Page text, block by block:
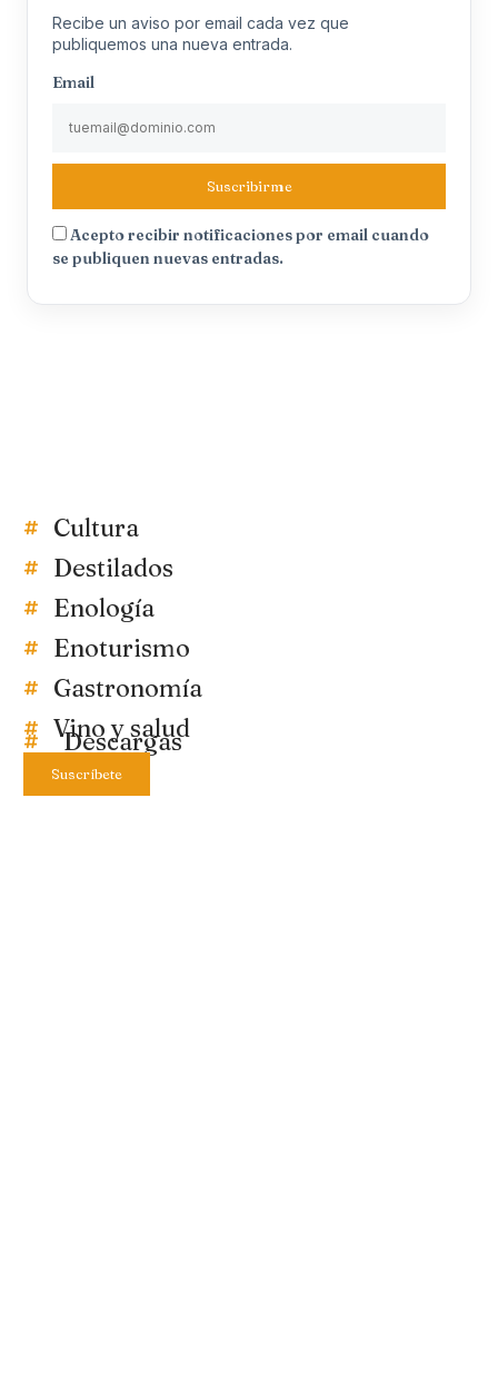
Recibe un aviso por email cada vez que
publiquemos una nueva entrada.
Email
Suscribirme
Acepto recibir notificaciones por email cuando
se publiquen nuevas entradas.
Cultura
Destilados
Enología
Enoturismo
Gastronomía
Vino y salud
Descargas
Suscríbete